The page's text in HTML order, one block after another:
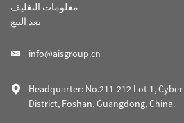
معلومات التغليف
بعد البيع
info@aisgroup.cn
Headquarter: No.211-212 Lot 1,
District, Foshan, Guangdong, China.